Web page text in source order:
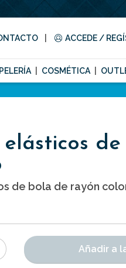
ACCEDE /
COSMÉTICA
elásticos de
de bola de rayón
Añadir a